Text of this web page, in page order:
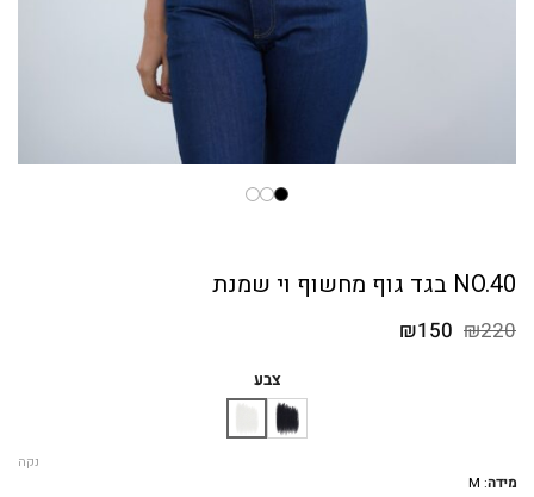
NO.40 בגד גוף מחשוף וי שמנת
₪220 המחיר
₪150
צבע
מידה:
M
נקה